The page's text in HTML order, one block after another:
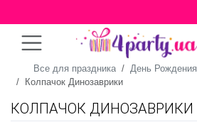
Все для праздника День Рождения
Колпачок Динозаврики
КОЛПАЧОК ДИНОЗАВРИКИ